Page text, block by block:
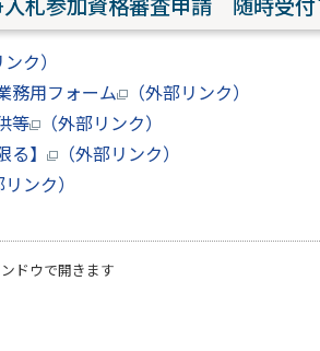
札参加資格審査申請 随時受付
ク）
務用フォーム （外部リンク）
等 （外部リンク）
】
（外部リンク）
ンク）
ドウで開きます